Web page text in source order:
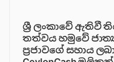
ශ්‍රී ලංකාවේ ඇතිවී
තත්වය හමුවේ
ප්‍රජාවගේ සහාය